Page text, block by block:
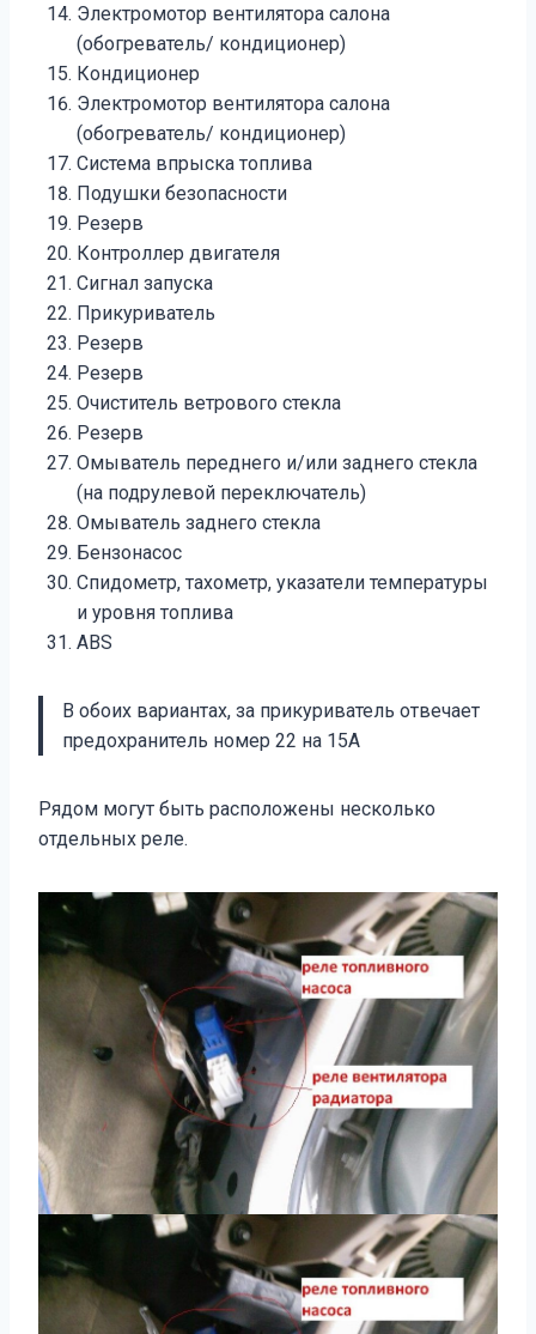
Электромотор вентилятора салона
(обогреватель/ кондиционер)
Кондиционер
Электромотор вентилятора салона
(обогреватель/ кондиционер)
Система впрыска топлива
Подушки безопасности
Резерв
Контроллер двигателя
Сигнал запуска
Прикуриватель
Резерв
Резерв
Очиститель ветрового стекла
Резерв
Омыватель переднего и/или заднего стекла
(на подрулевой переключатель)
Омыватель заднего стекла
Бензонасос
Спидометр, тахометр, указатели температуры
и уровня топлива
ABS
В обоих вариантах, за прикуриватель отвечает
предохранитель номер 22 на 15А
Рядом могут быть расположены несколько
отдельных реле.